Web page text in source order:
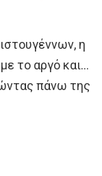
η
το αργό και…
πάνω της